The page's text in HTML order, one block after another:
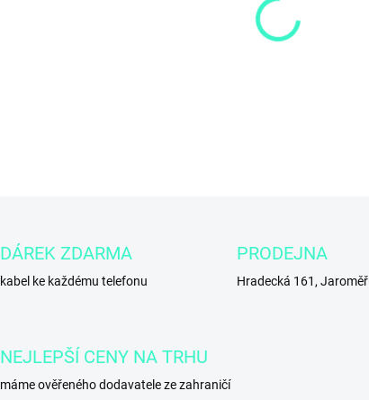
DÁREK ZDARMA
kabel ke každému telefonu
PRODEJNA
Hradecká 161, Jaroměř
NEJLEPŠÍ CENY NA TRHU
máme ověřeného dodavatele ze zahraničí